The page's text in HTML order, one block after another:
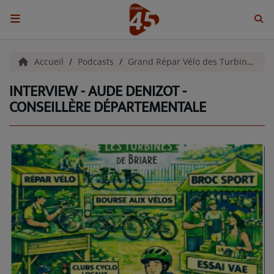
ACCUEIL
Emissions
BENJI & COMPAGNIE
GIEN, SA FABULEUSE HISTOIRE
GRAFFITI CINÉMA
LES ASSOCIÉS DU JOUR
LA CHRONIQUE ENVIRONNEMENTALE
LA CHRONIQUE MUSICALE
Accueil Podcasts Grand Répar Vélo des Turbines
INTERVIEW - AUDE DENIZOT -
CONSEILLÈRE DÉPARTEMENTALE